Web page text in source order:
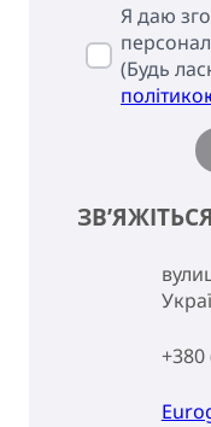
Я даю
(Будь
+380